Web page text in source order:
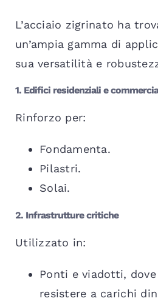
L’acciaio zigrinato ha
un’ampia gamma di
sua versatilità e
1. Edifici residenziali e
Rinforzo per:
Fondamenta.
Pilastri.
Solai.
2. Infrastrutture critiche
Utilizzato in:
Ponti e viadotti,
resistere a carichi